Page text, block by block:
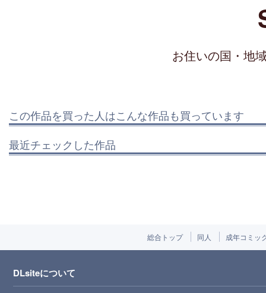
お住いの国・地
この作品を買った人はこんな作品も買っています
最近チェックした作品
総合トップ 同人 成年コミッ
DLsiteについて